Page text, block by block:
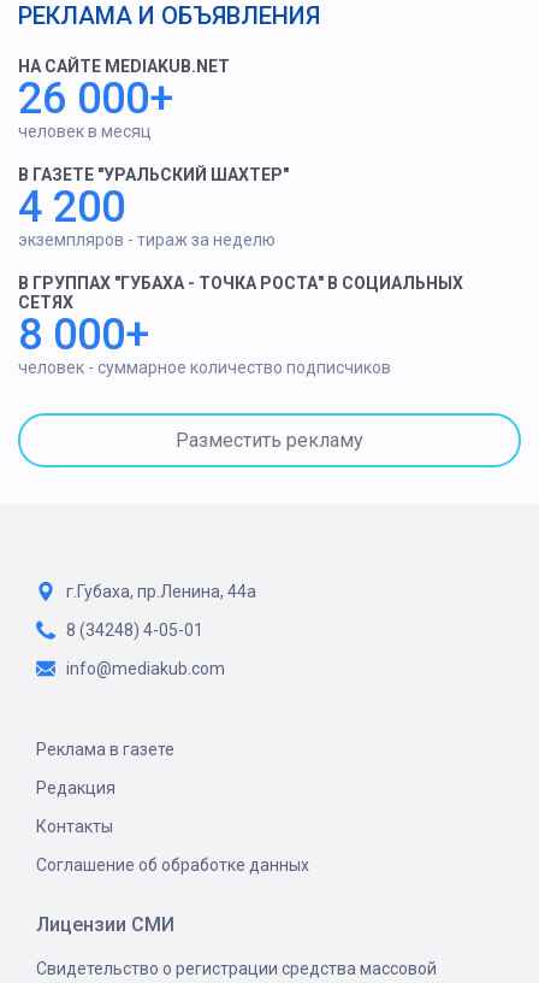
РЕКЛАМА И ОБЪЯВЛЕНИЯ
НА САЙТЕ MEDIAKUB.NET
26 000+
человек в месяц
В ГАЗЕТЕ "УРАЛЬСКИЙ ШАХТЕР"
4 200
экземпляров - тираж за неделю
В ГРУППАХ "ГУБАХА - ТОЧКА РОСТА" В СОЦИАЛЬНЫХ
СЕТЯХ
8 000+
человек - суммарное количество подписчиков
Разместить рекламу
г.Губаха, пр.Ленина, 44а
8 (34248) 4-05-01
info@mediakub.com
Реклама в газете
Редакция
Контакты
Соглашение об обработке данных
Лицензии СМИ
Свидетельство о регистрации средства массовой